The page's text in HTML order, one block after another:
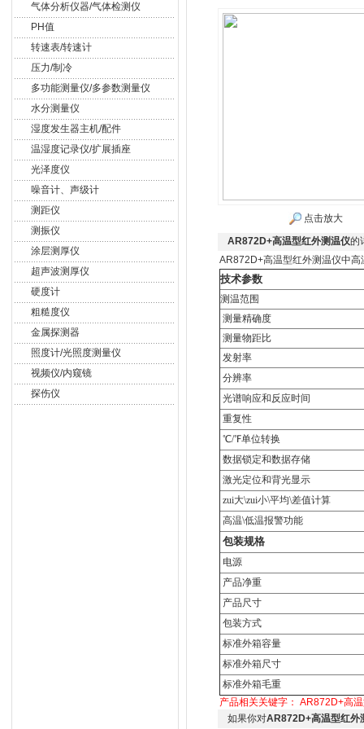
气体分析仪器/气体检测仪
PH值
转速表/转速计
压力/制冷
多功能测量仪/多参数测量仪
水分测量仪
湿度发生器主机/配件
温湿度记录仪/扩展插座
光泽度仪
噪音计、声级计
测距仪
测振仪
涂层测厚仪
超声波测厚仪
硬度计
粗糙度仪
金属探测器
照度计/光照度测量仪
视频仪/内窥镜
探伤仪
点击放大
AR872D+高温型红外测温仪的
AR872D+高温型红外测温仪中
技术参数
测温范围
测量精确度
测量物距比
发射率
分辨率
光谱响应和反应时间
重复性
℃/℉单位转换
数据锁定和数据存储
激光定位和背光显示
zui大\zui小\平均\差值计算
高温\低温报警功能
包装规格
电源
产品净重
产品尺寸
包装方式
标准外箱容量
标准外箱尺寸
标准外箱毛重
产品相关关键字： AR872D+高
如果你对AR872D+高温型红外